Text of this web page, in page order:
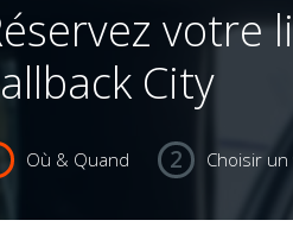
votre
City
Où & Quand Choisir